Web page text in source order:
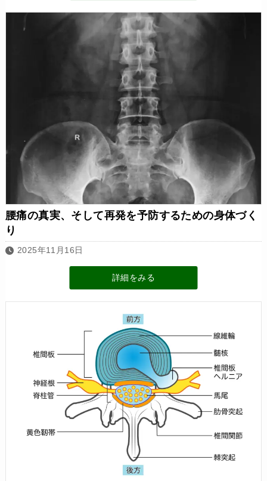
腰痛の真実、そして再発を予防するための身体づく
り
2025年11月16日
詳細をみる